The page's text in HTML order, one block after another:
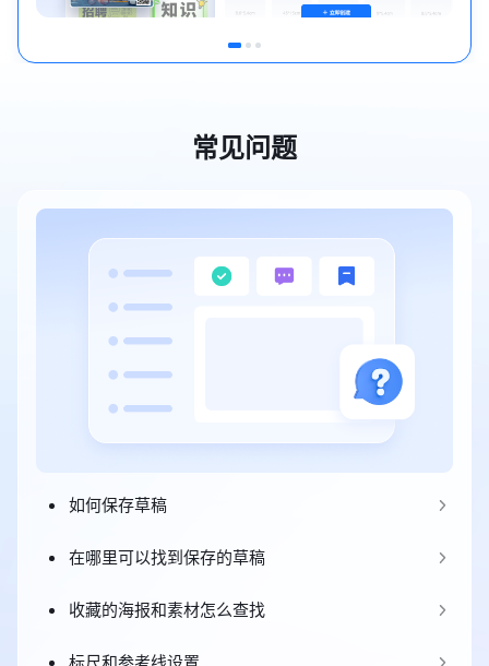
常见问题
如何保存草稿
在哪里可以找到保存的草稿
收藏的海报和素材怎么查找